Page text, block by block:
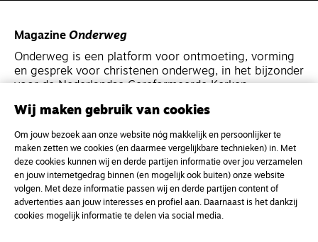
Magazine Onderweg
Onderweg is een platform voor ontmoeting, vorming
en gesprek voor christenen onderweg, in het bijzonder
voor de Nederlandse Gereformeerde Kerken.
Kvk-nummer 33277063
NL46 INGB 0117 5827 86
info@onderwegonline.nl
Wij maken gebruik van cookies
Om jouw bezoek aan onze website nóg makkelijk en persoonlijker te
maken zetten we cookies (en daarmee vergelijkbare technieken) in. Met
deze cookies kunnen wij en derde partijen informatie over jou verzamelen
en jouw internetgedrag binnen (en mogelijk ook buiten) onze website
volgen. Met deze informatie passen wij en derde partijen content of
advertenties aan jouw interesses en profiel aan. Daarnaast is het dankzij
cookies mogelijk informatie te delen via social media.